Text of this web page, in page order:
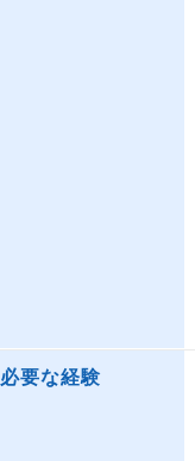
必要な経験